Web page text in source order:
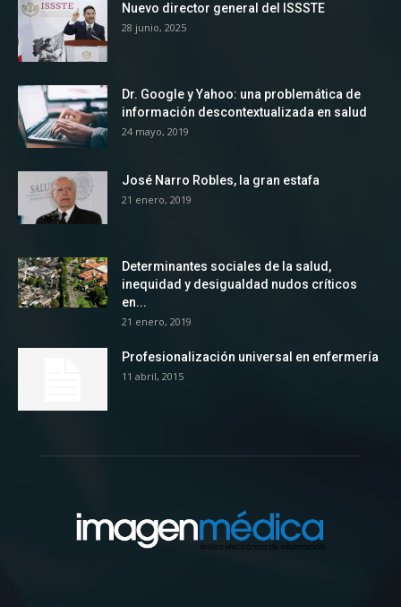
Nuevo director general del ISSSTE
28 junio, 2025
Dr. Google y Yahoo: una problemática de
información descontextualizada en salud
24 mayo, 2019
José Narro Robles, la gran estafa
21 enero, 2019
Determinantes sociales de la salud,
inequidad y desigualdad nudos críticos
en...
21 enero, 2019
Profesionalización universal en enfermería
11 abril, 2015